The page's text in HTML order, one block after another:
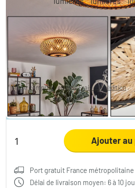
Bauro Plafonnier 40 cm
64,99 €
Vous économisez115,00 € PVC:
Taxe comprise, en plusFrais d'expédition
ÉCONOMISEZ 10 % : Code:
Ajouter au
Port gratuit France métropolitaine
Délai de livraison moyen: 6 à 10